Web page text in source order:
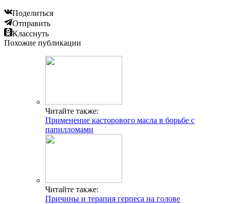
Поделиться
Отправить
Класснуть
Похожие публикации
Читайте также:
Применение касторового масла в борьбе с
папилломами
Читайте также:
Причины и терапия герпеса на голове